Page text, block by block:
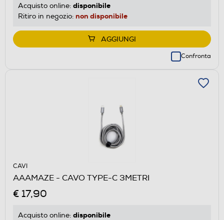
Acquisto online: disponibile
Ritiro in negozio: non disponibile
AGGIUNGI
Confronta
CAVI
AAAMAZE - CAVO TYPE-C 3METRI
€ 17,90
Acquisto online: disponibile